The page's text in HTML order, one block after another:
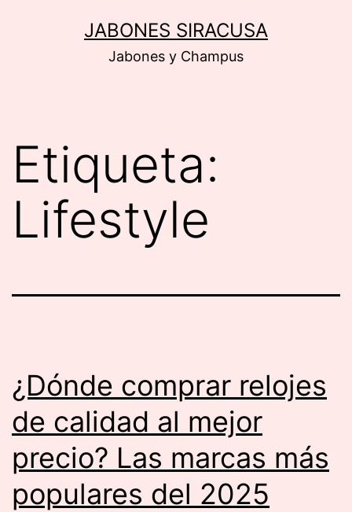
JABONES SIRACUSA
Jabones y Champus
Etiqueta:
Lifestyle
¿Dónde comprar relojes
de calidad al mejor
precio? Las marcas más
populares del 2025